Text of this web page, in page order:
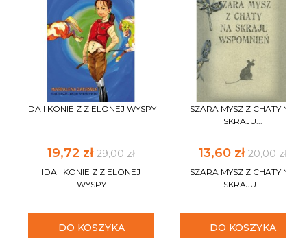
IDA I KONIE Z ZIELONEJ WYSPY
19,72 zł 29,00 zł
IDA I KONIE Z ZIELONEJ
WYSPY
DO KOSZYKA
SZARA MYSZ Z CHATY NA
SKRAJU...
13,60 zł20,00 zł
SZARA MYSZ Z CHATY NA
SKRAJU...
DO KOSZYKA